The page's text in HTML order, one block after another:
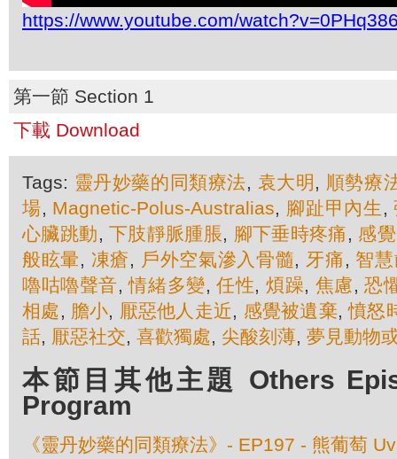
https://www.youtube.com/
第一節 Section 1
下載 Download
Tags: 靈丹妙藥的同類療法, 袁大明 , 順勢療
場, Magnetic-Polus-Australias, 腳趾甲內生 ,
心臟跳動, 下肢靜脈腫脹, 腳下垂時疼痛, 感
般眩暈, 凍瘡, 戶外空氣滲入骨髓, 牙痛, 智
嚕咕嚕聲音,情緒多變,任性, 煩躁, 焦慮,恐
相處, 膽小, 厭惡他人走近, 感覺被遺棄,憤怒
話, 厭惡社交, 喜歡獨處, 尖酸刻薄, 夢見動物
本節目其他主題 Others
Program
《靈丹妙藥的同類療法》- EP197 - 熊葡萄